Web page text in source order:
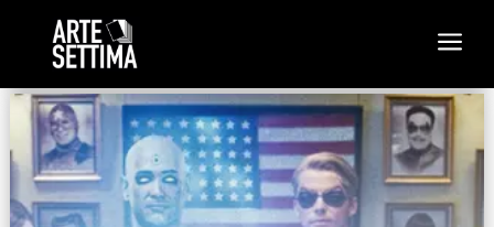
a